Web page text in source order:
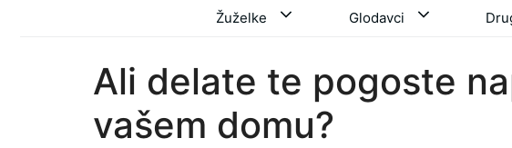
Žuželke Glodavci
Ali delate te pogoste
vašem domu?